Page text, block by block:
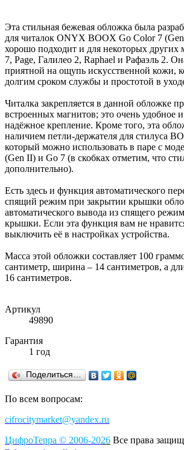
Эта стильная бежевая обложка была
для читалок ONYX BOOX Go Color 7
хорошо подходит и для некоторых других
7, Page, Галилео 2, Raphael и Рафаэль 2.
приятной на ощупь искусственной кожи,
долгим сроком службы и простотой в
Читалка закрепляется в данной обложке
встроенных магнитов; это очень удобное
надёжное крепление. Кроме того, эта
наличием петли-держателя для стилуса
который можно использовать в паре с
(Gen II) и Go 7 (в скобках отметим, что
дополнительно).
Есть здесь и функция автоматического
спящий режим при закрытии крышки
автоматического вывода из спящего
крышки. Если эта функция вам не
выключить её в настройках устройства.
Масса этой обложки составляет 100
сантиметр, ширина – 14 сантиметров, а
16 сантиметров.
Артикул
49890
Гарантия
1 год
Поделиться…
По всем вопросам:
cifrocitymarket@yandex.ru
ЦифроТерра © 2006-2026 Все права